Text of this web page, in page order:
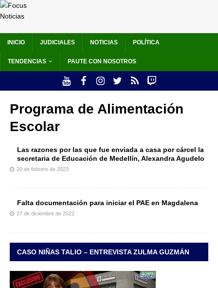
INICIO JUDICIALES NOTICIAS POLÍTICA
TENDENCIAS PAUTE CON NOSOTROS
Programa de Alimentación
Escolar
Las razones por las que fue enviada a casa por cárcel la
secretaria de Educación de Medellín, Alexandra Agudelo
20 de febrero de 2023
Falta documentación para iniciar el PAE en Magdalena
27 de diciembre de 2022
CASO NIÑAS TALIO – ENTREVISTA ZULMA GUZMÁN